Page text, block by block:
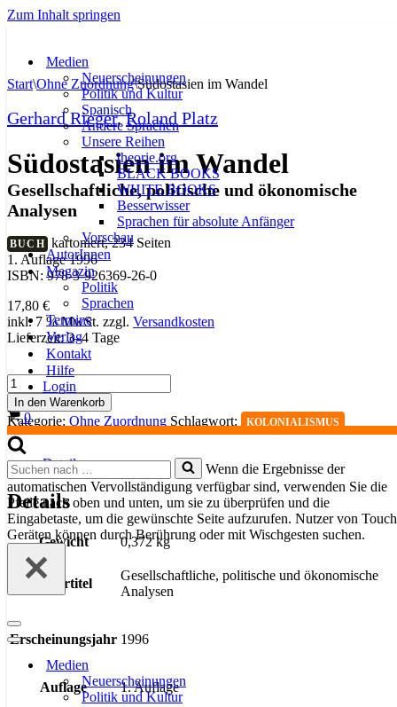
Zum Inhalt springen
Medien
Neuerscheinungen
Politik und Kultur
Spanisch
Andere Sprachen
Unsere Reihen
theorie.org
BLACK BOOKS
WHITE BOOKS
Besserwisser
Sprachen für absolute Anfänger
Vorschau
AutorInnen
Magazin
Politik
Sprachen
Termine
Verlag
Kontakt
Hilfe
Login
Warenkorb
0
Suchen
nach …
Wenn die Ergebnisse der
automatischen Vervollständigung verfügbar sind, verwenden Sie die
Pfeile nach oben und unten, um sie zu überprüfen und die
Eingabetaste, um die gewünschte Seite aufzurufen. Nutzer von
Geräten können durch Berührung oder mit Wischgesten suchen.
Navigationsmenü
Navigationsmenü
Medien
Neuerscheinungen
Politik und Kultur
Start\Ohne Zuordnung\Südostasien im Wandel
Gerhard Rieger,Roland Platz
Südostasien im Wandel
Gesellschaftliche, politische und ökonomische
Analysen
BUCH kartoniert, 234 Seiten
1. Auflage 1996
ISBN: 978-3-926369-26-0
17,80 €
inkl. 7 % MwSt. zzgl. Versandkosten
Lieferzeit:3–4 Tage
Südostasien
im
Wandel
Menge
In den Warenkorb
Kategorie: Ohne Zuordnung Schlagwort: KOLONIALISMUS
Details
Details
Gewicht 0,372 kg
Untertitel
Gesellschaftliche, politische und ökonomische
Analysen
Erscheinungsjahr 1996
Auflage 1. Auflage